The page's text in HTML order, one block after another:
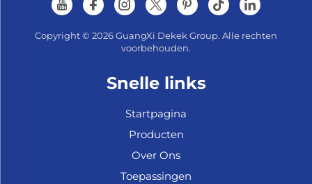
Copyright © 2026 GuangXi Dekek Group. Alle rechten
voorbehouden.
Snelle links
Startpagina
Producten
Over Ons
Toepassingen